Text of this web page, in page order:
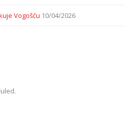
Vogošću 10/04/2026